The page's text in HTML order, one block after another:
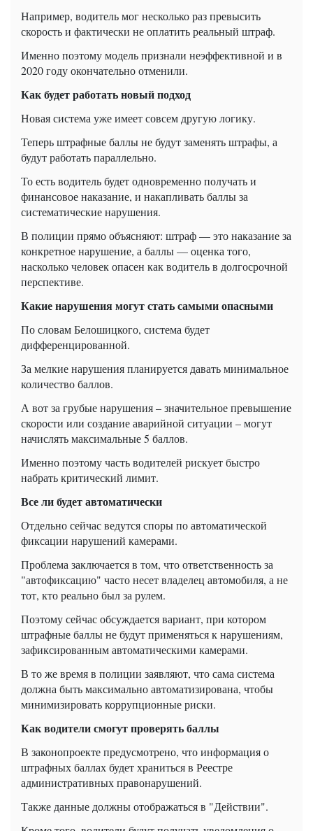
Например, водитель мог несколько раз превысить
скорость и фактически не оплатить реальный штраф.
Именно поэтому модель признали неэффективной и в
2020 году окончательно отменили.
Как будет работать новый подход
Новая система уже имеет совсем другую логику.
Теперь штрафные баллы не будут заменять штрафы, а
будут работать параллельно.
То есть водитель будет одновременно получать и
финансовое наказание, и накапливать баллы за
систематические нарушения.
В полиции прямо объясняют: штраф — это наказание за
конкретное нарушение, а баллы — оценка того,
насколько человек опасен как водитель в долгосрочной
перспективе.
Какие нарушения могут стать самыми опасными
По словам Белошицкого, система будет
дифференцированной.
За мелкие нарушения планируется давать минимальное
количество баллов.
А вот за грубые нарушения – значительное превышение
скорости или создание аварийной ситуации – могут
начислять максимальные 5 баллов.
Именно поэтому часть водителей рискует быстро
набрать критический лимит.
Все ли будет автоматически
Отдельно сейчас ведутся споры по автоматической
фиксации нарушений камерами.
Проблема заключается в том, что ответственность за
"автофиксацию" часто несет владелец автомобиля, а не
тот, кто реально был за рулем.
Поэтому сейчас обсуждается вариант, при котором
штрафные баллы не будут применяться к нарушениям,
зафиксированным автоматическими камерами.
В то же время в полиции заявляют, что сама система
должна быть максимально автоматизирована, чтобы
минимизировать коррупционные риски.
Как водители смогут проверять баллы
В законопроекте предусмотрено, что информация о
штрафных баллах будет храниться в Реестре
административных правонарушений.
Также данные должны отображаться в "Действии".